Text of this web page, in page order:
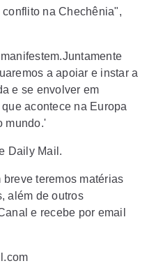
na Chechênia",
a apoiar e instar a
e se envolver em
acontece na Europa
mundo.'
Daily Mail.
teremos matérias
além de outros
e recebe por email